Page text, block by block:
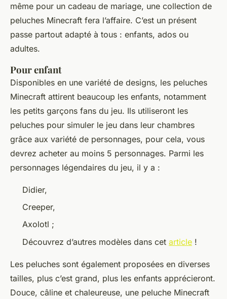
même pour un cadeau de mariage, une collection de
peluches Minecraft fera l’affaire. C’est un présent
passe partout adapté à tous : enfants, ados ou
adultes.
Pour enfant
Disponibles en une variété de designs, les peluches
Minecraft attirent beaucoup les enfants, notamment
les petits garçons fans du jeu. Ils utiliseront les
peluches pour simuler le jeu dans leur chambres
grâce aux variété de personnages, pour cela, vous
devrez acheter au moins 5 personnages. Parmi les
personnages légendaires du jeu, il y a :
Didier,
Creeper,
Axolotl ;
Découvrez d’autres modèles dans cet article !
Les peluches sont également proposées en diverses
tailles, plus c’est grand, plus les enfants apprécieront.
Douce, câline et chaleureuse, une peluche Minecraft